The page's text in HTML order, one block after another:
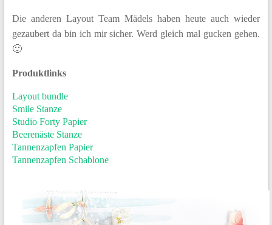
Die anderen Layout Team Mädels haben heute auch wieder
gezaubert da bin ich mir sicher. Werd gleich mal gucken gehen.
🙂
Produktlinks
Layout bundle
Smile Stanze
Studio Forty Papier
Beerenäste Stanze
Tannenzapfen Papier
Tannenzapfen Schablone